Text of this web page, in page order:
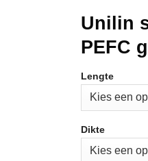
Unilin
PEFC
Lengte
Dikte